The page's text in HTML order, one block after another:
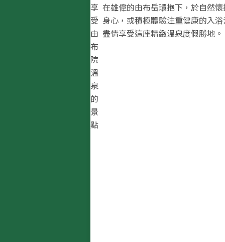
享
受
由
布
院
溫
泉
的
景
點
在雄偉的由布岳環抱下，於自然
身心，或積極體驗注重健康的入
盡情享受這座精緻溫泉度假勝地。